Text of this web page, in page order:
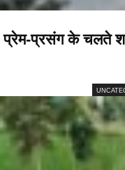
प्रेम-प्रसंग के चलते